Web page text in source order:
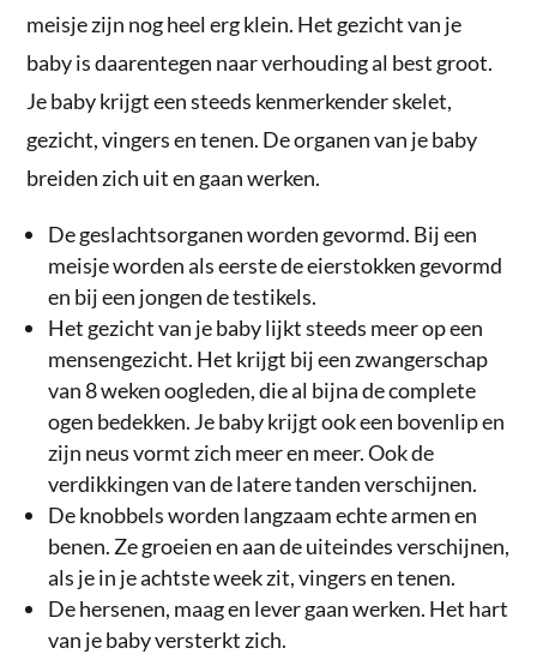
meisje zijn nog heel erg klein. Het gezicht van je
baby is daarentegen naar verhouding al best groot.
Je baby krijgt een steeds kenmerkender skelet,
gezicht, vingers en tenen. De organen van je baby
breiden zich uit en gaan werken.
De geslachtsorganen worden gevormd. Bij een
meisje worden als eerste de eierstokken gevormd
en bij een jongen de testikels.
Het gezicht van je baby lijkt steeds meer op een
mensengezicht. Het krijgt bij een zwangerschap
van 8 weken oogleden, die al bijna de complete
ogen bedekken. Je baby krijgt ook een bovenlip en
zijn neus vormt zich meer en meer. Ook de
verdikkingen van de latere tanden verschijnen.
De knobbels worden langzaam echte armen en
benen. Ze groeien en aan de uiteindes verschijnen,
als je in je achtste week zit, vingers en tenen.
De hersenen, maag en lever gaan werken. Het hart
van je baby versterkt zich.